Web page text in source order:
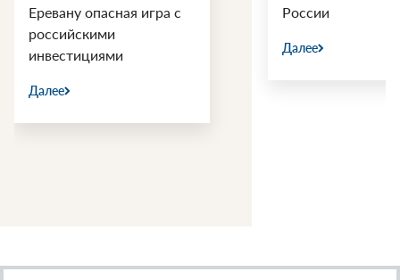
Еревану опасная игра с
российскими
инвестициями
Далее
России
Далее